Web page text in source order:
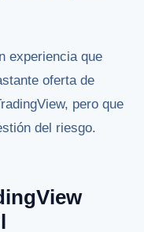
experiencia que
oferta de
pero que
del riesgo.